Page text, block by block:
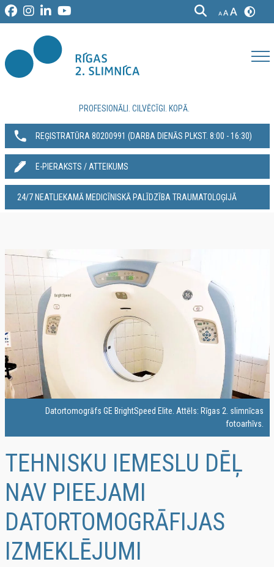
PROFESIONĀLI. CILVĒCĪGI. KOPĀ.
REĢISTRATŪRA 80200991‬ (DARBA DIENĀS PLKST. 8:00 - 16:30)
E-PIERAKSTS / ATTEIKUMS
24/7 NEATLIEKAMĀ MEDICĪNISKĀ PALĪDZĪBA TRAUMATOLOĢIJĀ
Datortomogrāfs GE BrightSpeed Elite. Attēls: Rīgas 2. slimnīcas
fotoarhīvs.
TEHNISKU IEMESLU DĒĻ
NAV PIEEJAMI
DATORTOMOGRĀFIJAS
IZMEKLĒJUMI